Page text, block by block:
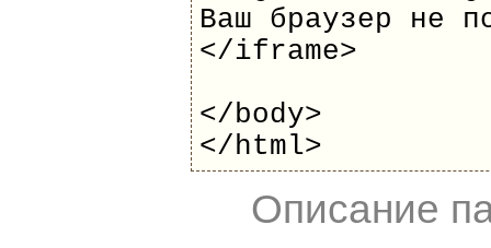
Ваш браузер не
</iframe>
</body>
</html>
Описание